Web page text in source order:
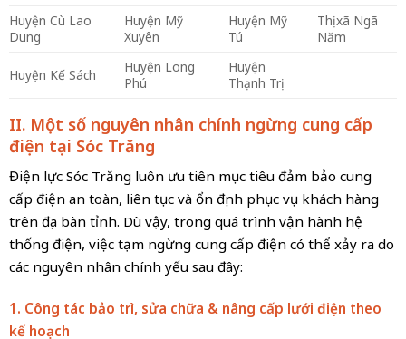
Huyện Cù Lao
Dung
Huyện Mỹ
Xuyên
Huyện Mỹ
Tú
Thị xã Ngã
Năm
Huyện Kế Sách
Huyện Long
Phú
Huyện
Thạnh Trị
II. Một số nguyên nhân chính ngừng cung cấp
điện tại Sóc Trăng
Điện lực Sóc Trăng luôn ưu tiên mục tiêu đảm bảo cung
cấp điện an toàn, liên tục và ổn định phục vụ khách hàng
trên địa bàn tỉnh. Dù vậy, trong quá trình vận hành hệ
thống điện, việc tạm ngừng cung cấp điện có thể xảy ra do
các nguyên nhân chính yếu sau đây:
1. Công tác bảo trì, sửa chữa & nâng cấp lưới điện theo
kế hoạch